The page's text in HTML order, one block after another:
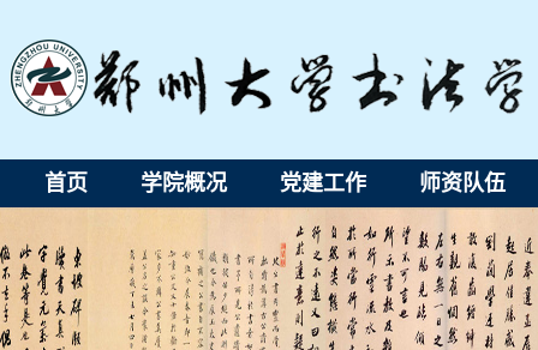
首页 学院概况 党建工作 师资队伍